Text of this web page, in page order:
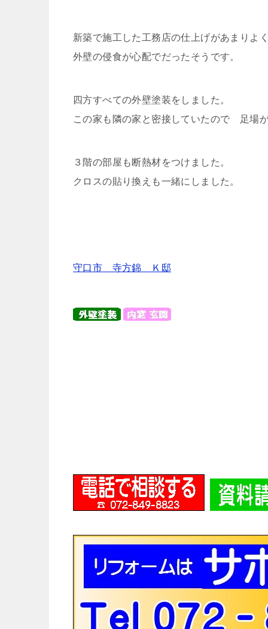
新築で施工した工務店の仕上げがあまりよ
外壁の侵食が心配でだったそうです。
四方すべての外壁塗装をしました。
この家も隣の家と密接していたので 足場
３階の部屋も断熱材をつけました。
クロスの貼り換えも一緒にしました。
守口市 寺方錦 Ｋ邸